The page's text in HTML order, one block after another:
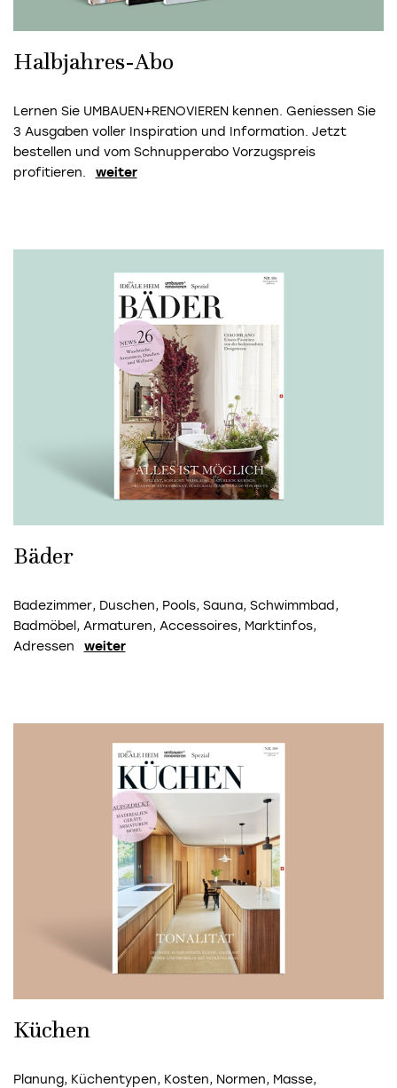
Halbjahres-Abo
Lernen Sie UMBAUEN+RENOVIEREN kennen. Geniessen Sie
3 Ausgaben voller Inspiration und Information. Jetzt
bestellen und vom Schnupperabo Vorzugspreis
profitieren.
weiter
Bäder
Badezimmer, Duschen, Pools, Sauna, Schwimmbad,
Badmöbel, Armaturen, Accessoires, Marktinfos,
Adressen
weiter
Küchen
Planung, Küchentypen, Kosten, Normen, Masse,